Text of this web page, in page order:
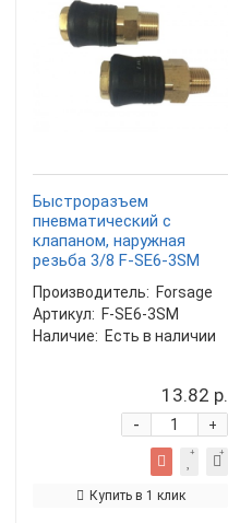
Быстроразъем
пневматический с
клапаном, наружная
резьба 3/8 F-SE6-3SM
Производитель: Forsage
Артикул: F-SE6-3SM
Наличие: Есть в наличии
13.82 р.
+
-
Купить в 1 клик